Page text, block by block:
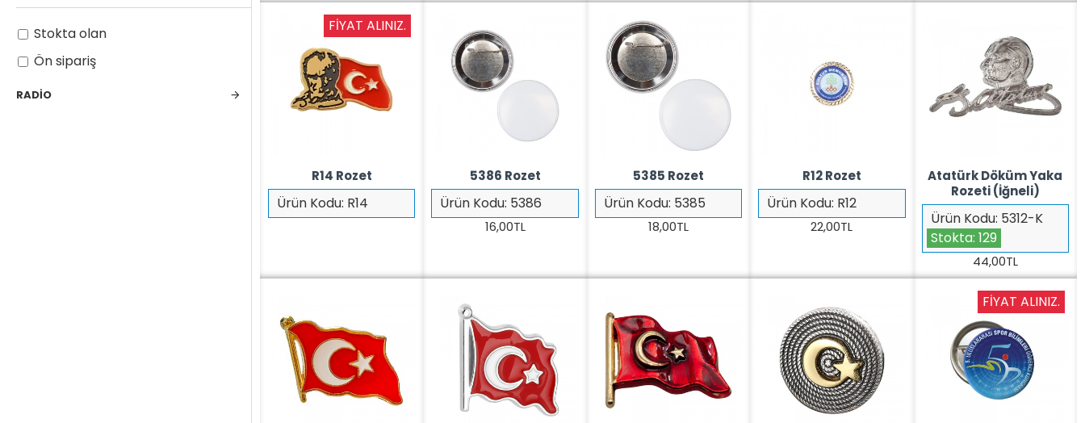
RADIO
Stokta olan
Ön sipariş
FIYAT ALINIZ.
Ürün Kodu: R14
R14 Rozet
Ürün Kodu: 5386
5386 Rozet
16,00TL
Ürün Kodu: 5385
5385 Rozet
18,00TL
Ürün Kodu: R12
R12 Rozet
22,00TL Ürün Kodu: 5312-K
Stokta: 129
Atatürk Döküm Yaka
Rozeti (İğneli)
44,00TL
FIYAT ALINIZ.